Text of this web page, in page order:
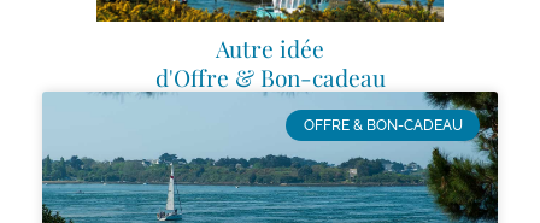
Autre idée
d'Offre & Bon-cadeau
OFFRE & BON-CADEAU